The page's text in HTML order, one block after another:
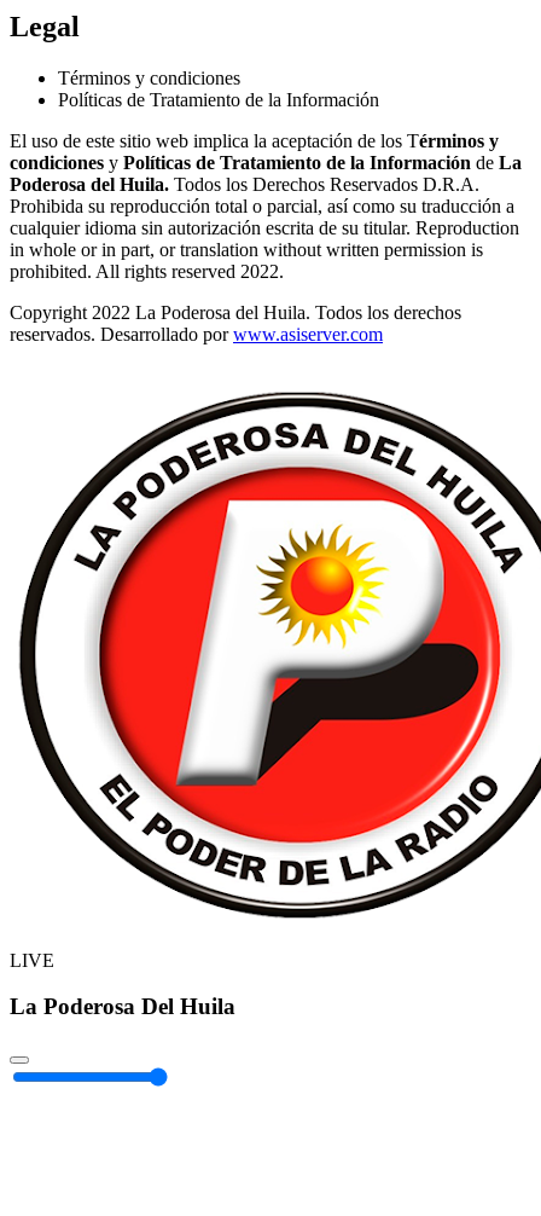
Legal
Términos y condiciones
Políticas de Tratamiento de la Información
El uso de este sitio web implica la aceptación de los Términos y
condiciones y Políticas de Tratamiento de la Información de La
Poderosa del Huila. Todos los Derechos Reservados D.R.A.
Prohibida su reproducción total o parcial, así como su traducción a
cualquier idioma sin autorización escrita de su titular. Reproduction
in whole or in part, or translation without written permission is
prohibited. All rights reserved 2022.
Copyright 2022 La Poderosa del Huila. Todos los derechos
reservados. Desarrollado porwww.asiserver.com
LIVE
La Poderosa Del Huila